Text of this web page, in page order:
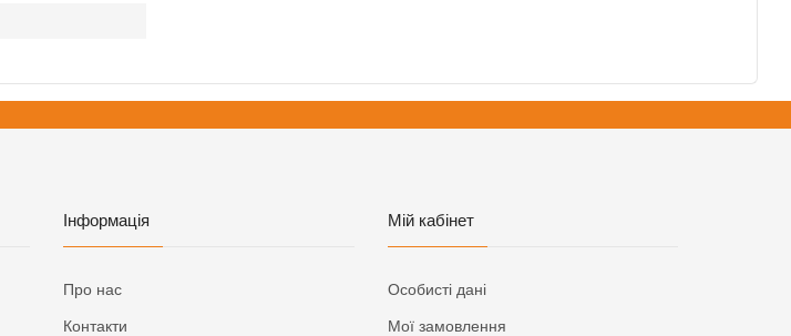
Інформація
Про нас
Контакти
Мій кабінет
Особисті дані
Мої замовлення